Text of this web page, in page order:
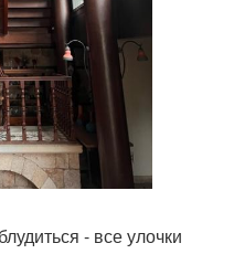
- все улочки